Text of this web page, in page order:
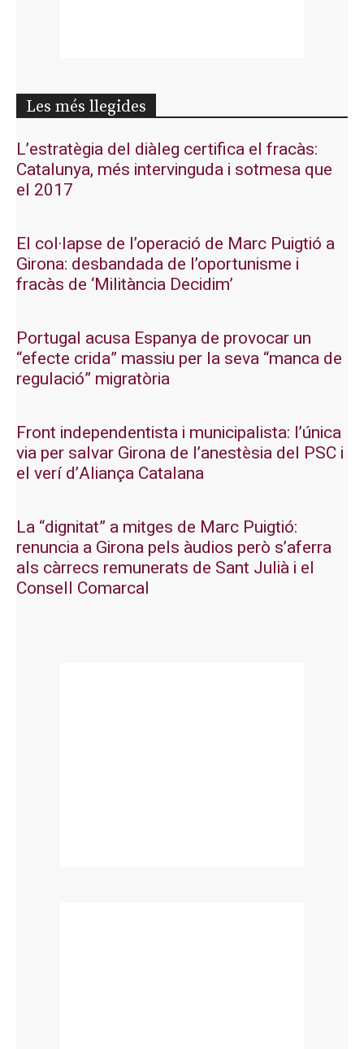
Les més llegides
L’estratègia del diàleg certifica el fracàs:
Catalunya, més intervinguda i sotmesa que
el 2017
El col·lapse de l’operació de Marc Puigtió a
Girona: desbandada de l’oportunisme i
fracàs de ‘Militància Decidim’
Portugal acusa Espanya de provocar un
“efecte crida” massiu per la seva “manca de
regulació” migratòria
Front independentista i municipalista: l’única
via per salvar Girona de l’anestèsia del PSC i
el verí d’Aliança Catalana
La “dignitat” a mitges de Marc Puigtió:
renuncia a Girona pels àudios però s’aferra
als càrrecs remunerats de Sant Julià i el
Consell Comarcal